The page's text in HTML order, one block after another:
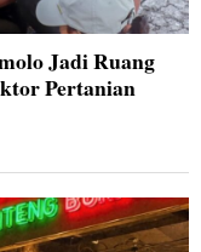
Jadi Ruang
Pertanian